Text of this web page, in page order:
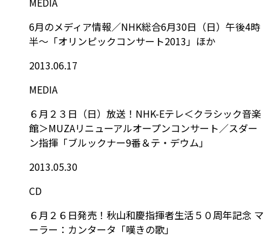
6月のメディア情報／NHK総合6月30日（日）午後4時
半～「オリンピックコンサート2013」ほか
2013.06.17
MEDIA
６月２３日（日）放送！NHK-Eテレ＜クラシック音楽
館＞MUZAリニューアルオープンコンサート／スダー
ン指揮「ブルックナー9番＆テ・デウム」
2013.05.30
CD
６月２６日発売！秋山和慶指揮者生活５０周年記念 マ
ーラー：カンタータ「嘆きの歌」